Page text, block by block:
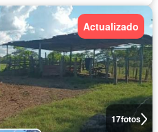
17fotos
Actualizado